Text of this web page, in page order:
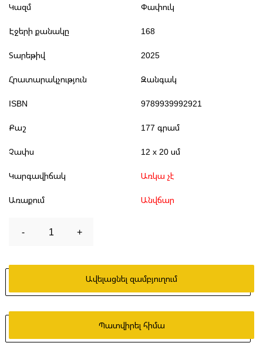
Կազմ Փափուկ
Էջերի քանակը 168
Տարեթիվ 2025
Հրատարակչություն Զանգակ
ISBN 9789939992921
Քաշ 177 գրամ
Չափս 12 x 20 սմ
Կարգավիճակ Առկա չէ
Առաքում Անվճար
- 1 +
Ավելացնել զամբյուղում
Պատվիրել հիմա